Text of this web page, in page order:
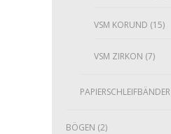
VSM KORUND (15)
VSM ZIRKON (7)
PAPIERSCHLEIFBÄNDER
BÖGEN (2)